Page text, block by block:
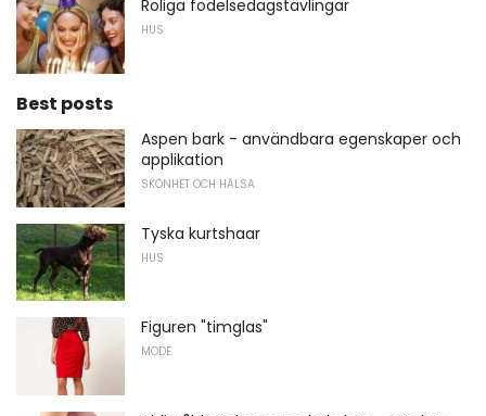
Roliga födelsedagstävlingar
HUS
Best posts
Aspen bark - användbara egenskaper och
applikation
SKÖNHET OCH HÄLSA
Tyska kurtshaar
HUS
Figuren "timglas"
MODE